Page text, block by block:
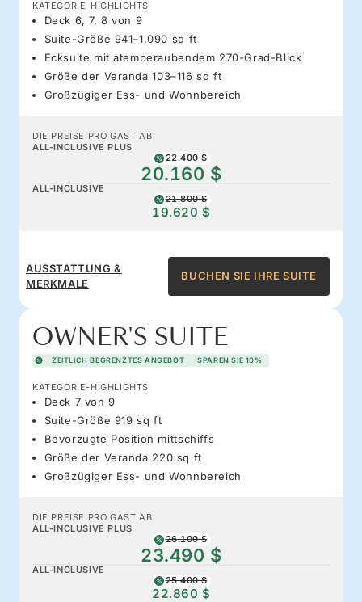
KATEGORIE-HIGHLIGHTS
Deck 6, 7, 8 von 9
Suite-Größe 941–1,090 sq ft
Ecksuite mit atemberaubendem 270-Grad-Blick
Größe der Veranda 103–116 sq ft
Großzügiger Ess- und Wohnbereich
DIE PREISE PRO GAST AB
ALL-INCLUSIVE PLUS
22.400 $
20.160 $
ALL-INCLUSIVE
21.800 $
19.620 $
AUSSTATTUNG &
MERKMALE
BUCHEN SIE IHRE SUITE
OWNER'S SUITE
ZEITLICH BEGRENZTES ANGEBOT SPAREN SIE 10%
KATEGORIE-HIGHLIGHTS
Deck 7 von 9
Suite-Größe 919 sq ft
Bevorzugte Position mittschiffs
Größe der Veranda 220 sq ft
Großzügiger Ess- und Wohnbereich
DIE PREISE PRO GAST AB
ALL-INCLUSIVE PLUS
26.100 $
23.490 $
ALL-INCLUSIVE
25.400 $
22.860 $